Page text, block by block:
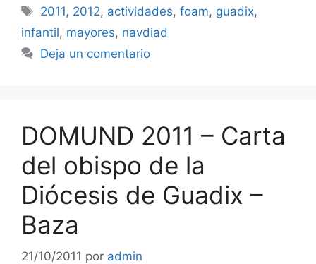
Etiquetas
2011, 2012, actividades,foam, guadix,
infantil, mayores, navdiad
Deja un comentario
DOMUND 2011 – Carta
del obispo de la
Diócesis de Guadix –
Baza
21/10/2011 por admin